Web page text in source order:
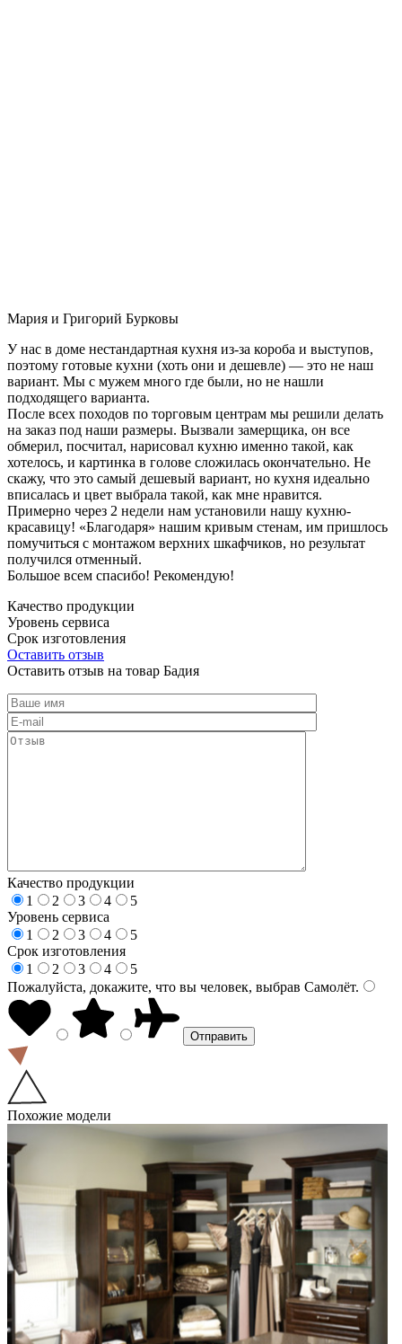
Мария и Григорий Бурковы
У нас в доме нестандартная кухня из-за короба и выступов,
поэтому готовые кухни (хоть они и дешевле) — это не наш
вариант. Мы с мужем много где были, но не нашли
подходящего варианта.
После всех походов по торговым центрам мы решили делать
на заказ под наши размеры. Вызвали замерщика, он все
обмерил, посчитал, нарисовал кухню именно такой, как
хотелось, и картинка в голове сложилась окончательно. Не
скажу, что это самый дешевый вариант, но кухня идеально
вписалась и цвет выбрала такой, как мне нравится.
Примерно через 2 недели нам установили нашу кухню-
красавицу! «Благодаря» нашим кривым стенам, им пришлось
помучиться с монтажом верхних шкафчиков, но результат
получился отменный.
Большое всем спасибо! Рекомендую!
Качество продукции
Уровень сервиса
Срок изготовления
Оставить отзыв
Оставить отзыв на товар Бадия
Качество продукции
1
2 3 4
5
Уровень сервиса
1
2 3 4
5
Срок изготовления
1
2 3 4
5
Пожалуйста, докажите, что вы человек, выбрав Самолёт.
Похожие модели